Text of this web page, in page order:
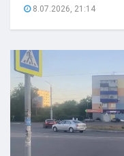
8.07.2026, 21:14